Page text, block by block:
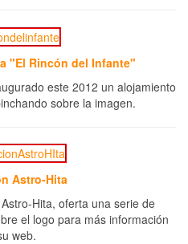
"El Rincón del Infante"
este 2012 un alojamiento
sobre la imagen.
Astro-Hita
Hita, oferta una serie de
el logo para más información
web.